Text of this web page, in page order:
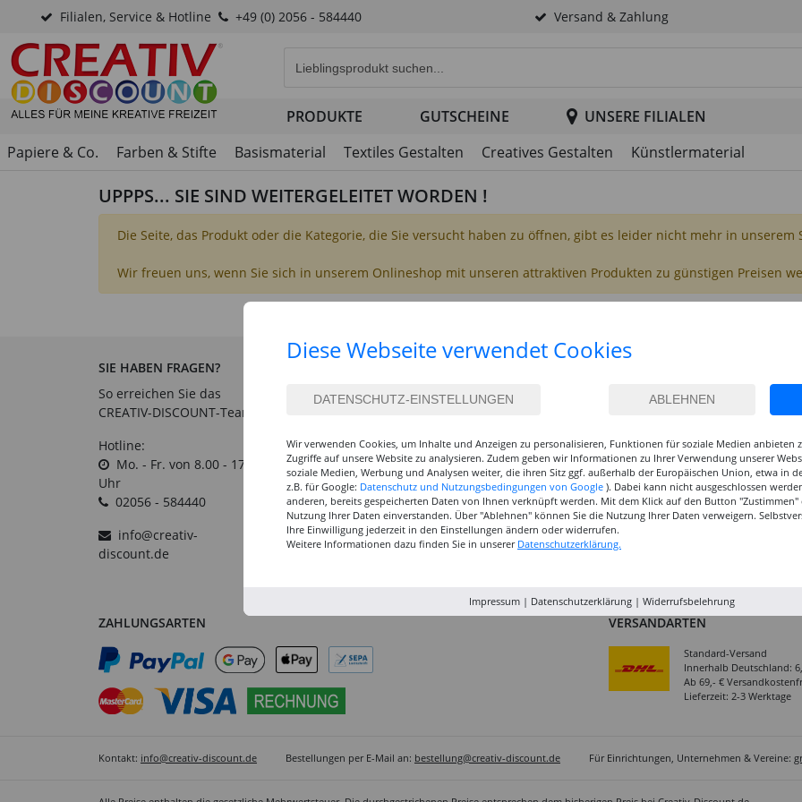
Filialen, Service & Hotline +49 (0) 2056 - 584440 Versand & Zahlung
PRODUKTE GUTSCHEINE
UNSERE FILIALEN
Papiere & Co.
Farben & Stifte Basismaterial Textiles Gestalten Creatives Gestalten Künstlermaterial
UPPPS... SIE SIND WEITERGELEITET WORDEN !
Die Seite, das Produkt oder die Kategorie, die Sie versucht haben zu öffnen, gibt es leider nicht mehr in unserem
Wir freuen uns, wenn Sie sich in unserem Onlineshop mit unseren attraktiven Produkten zu günstigen Preisen
SIE HABEN FRAGEN?
So erreichen Sie das
CREATIV-DISCOUNT-Team
Hotline:
Mo. - Fr. von 8.00 - 17.00
Uhr
02056 - 584440
info@creativ-
discount.de
Hilfe & Fragen
Gutscheine
Datenschutz
Widerrufsformular
Widerruf
Barrierefreiheit
Batterieentsorgung &
Verpackungsverordnung
AGB & Kundeninformation
BESTELLUNG WIDERRUFEN
Über uns
Impressum
Jobs
ZAHLUNGSARTEN VERSANDARTEN
Standard-Versand
Innerhalb Deutschland:
Ab 69,- €
Lieferzeit: 2-3 Werktage
Kontakt: info@creativ-discount.de Bestellungen per E-Mail an: bestellung@creativ-discount.de Für Einrichtungen, Unternehmen & Vereine:
Diese Webseite verwendet Cookies
Wir verwenden Cookies, um Inhalte und Anzeigen zu personalisieren, Funktionen für soziale Medien anbieten
Zugriffe auf unsere Website zu analysieren. Zudem geben wir Informationen zu Ihrer Verwendung unserer
soziale Medien, Werbung und Analysen weiter, die ihren Sitz ggf. außerhalb der Europäischen Union, etwa in
z.B. für Google: Datenschutz und Nutzungsbedingungen von Google ). Dabei kann nicht ausgeschlossen
anderen, bereits gespeicherten Daten von Ihnen verknüpft werden. Mit dem Klick auf den Button "Zustimmen"
Nutzung Ihrer Daten einverstanden. Über "Ablehnen" können Sie die Nutzung Ihrer Daten verweigern.
Ihre Einwilligung jederzeit in den Einstellungen ändern oder widerrufen.
Weitere Informationen dazu finden Sie in unserer Datenschutzerklärung.
Impressum| Datenschutzerklärung| Widerrufsbelehrung